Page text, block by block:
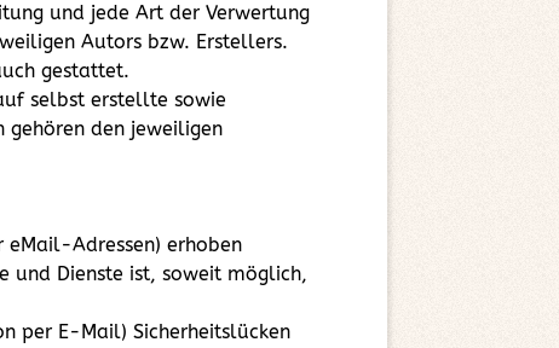
und jede Art der Verwertung
Autors bzw. Erstellers.
gestattet.
selbst erstellte sowie
gehören den jeweiligen
eMail-Adressen) erhoben
und Dienste ist, soweit möglich,
per E-Mail) Sicherheitslücken